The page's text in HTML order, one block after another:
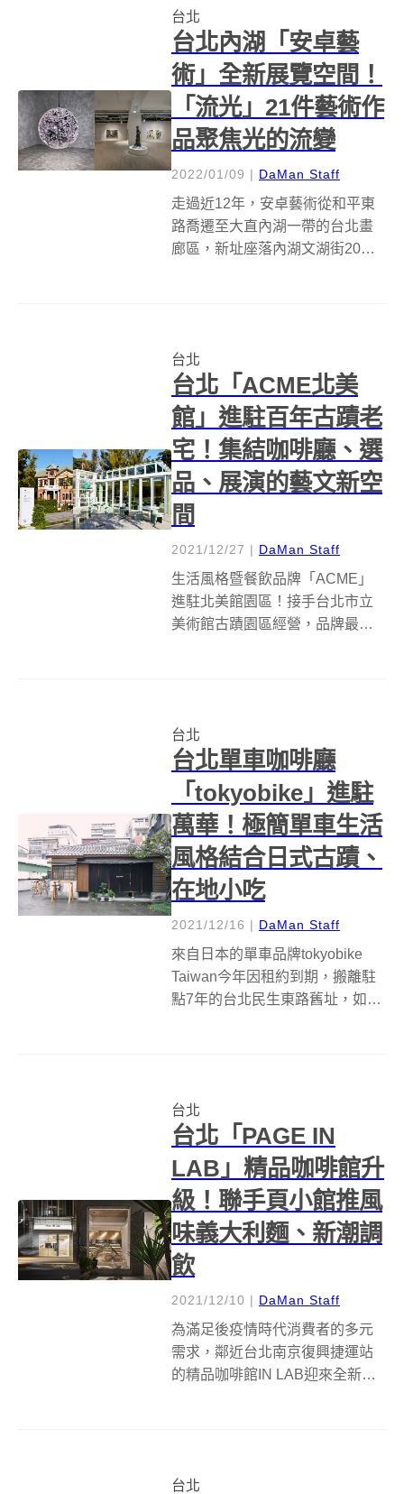
及週五週六限定的毒王，並...
台北
台北內湖「安卓藝
術」全新展覽空間！
「流光」21件藝術作
品聚焦光的流變
2022/01/09 | DaMan Staff
走過近12年，安卓藝術從和平東
路喬遷至大直內湖一帶的台北畫
廊區，新址座落內湖文湖街20號1
展」展覽彰顯安卓4.0的新開始...
台北
台北「ACME北美
館」進駐百年古蹟老
宅！集結咖啡廳、選
品、展演的藝文新空
間
2021/12/27 | DaMan Staff
生活風格暨餐飲品牌「ACME」
進駐北美館園區！接手台北市立
美術館古蹟園區經營，品牌最新
物倉庫改建成的選物店「SHOP...
台北
台北單車咖啡廳
「tokyobike」進駐
萬華！極簡單車生活
風格結合日式古蹟、
在地小吃
2021/12/16 | DaMan Staff
來自日本的單車品牌tokyobike
Taiwan今年因租約到期，搬離駐
點7年的台北民生東路舊址，如今
間！ 創造日式獨棟木造古蹟...
台北
台北「PAGE IN
LAB」精品咖啡館升
級！聯手頁小館推風
味義大利麵、新潮調
飲
2021/12/10 | DaMan Staff
為滿足後疫情時代消費者的多元
需求，鄰近台北南京復興捷運站
的精品咖啡館IN LAB迎來全新轉
推薦餐酒館「頁小館 Restaurant...
台北